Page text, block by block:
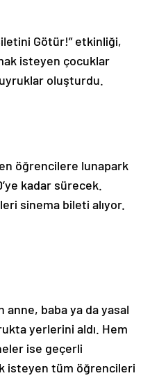
Götür!” etkinliği,
isteyen çocuklar
oluşturdu.
öğrencilere lunapark
kadar sürecek.
sinema bileti alıyor.
anne, baba ya da yasal
yerlerini aldı. Hem
ise geçerli
isteyen tüm öğrencileri